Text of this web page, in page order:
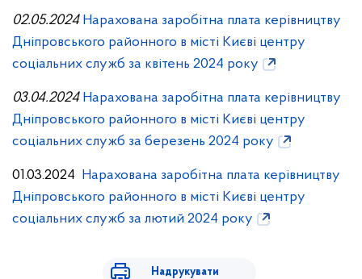
02.05.2024 Нарахована заробітна плата керівництву
Дніпровського районного в місті Києві центру
соціальних служб за квітень 2024 року
03.04.2024 Нарахована заробітна плата керівництву
Дніпровського районного в місті Києві центру
соціальних служб за березень 2024 року
01.03.2024 Нарахована заробітна плата керівництву
Дніпровського районного в місті Києві центру
соціальних служб за лютий 2024 року
Надрукувати